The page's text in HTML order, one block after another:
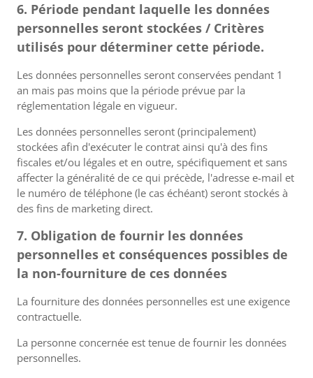
6. Période pendant laquelle les données
personnelles seront stockées / Critères
utilisés pour déterminer cette période.
Les données personnelles seront conservées pendant 1
an mais pas moins que la période prévue par la
réglementation légale en vigueur.
Les données personnelles seront (principalement)
stockées afin d'exécuter le contrat ainsi qu'à des fins
fiscales et/ou légales et en outre, spécifiquement et sans
affecter la généralité de ce qui précède, l'adresse e-mail et
le numéro de téléphone (le cas échéant) seront stockés à
des fins de marketing direct.
7. Obligation de fournir les données
personnelles et conséquences possibles de
la non-fourniture de ces données
La fourniture des données personnelles est une exigence
contractuelle.
La personne concernée est tenue de fournir les données
personnelles.